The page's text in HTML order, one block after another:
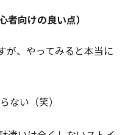
者向けの良い点）
が、やってみると本当に
ない（笑）